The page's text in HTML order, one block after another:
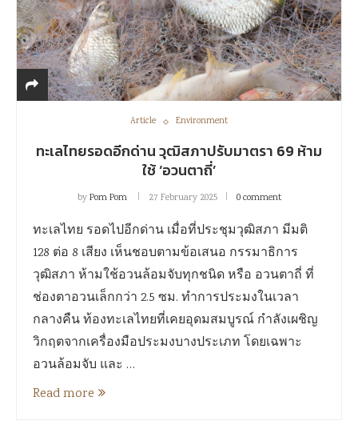
Article Environment
ทะเลไทยรอดอีกด่าน วุฒิสภาปรับมาตรา 69 ห้าม
ใช้ ‘อวนตาถี่’
byPom Pom 27 February 2025 0 comment
ทะเลไทย รอดไปอีกด่าน เมื่อที่ประชุมวุฒิสภา มีมติ
128 ต่อ 8 เสียง เห็นชอบตามข้อเสนอ กรรมาธิการ
วุฒิสภา ห้ามใช้อวนล้อมจับทุกชนิด หรือ อวนตาถี่ ที่
ช่องตาอวนเล็กกว่า 2.5 ซม. ทำการประมงในเวลา
กลางคืน ท้องทะเลไทยที่เคยอุดมสมบูรณ์ กำลังเผชิญ
วิกฤตจากเครื่องมือประมงบางประเภท โดยเฉพาะ
อวนล้อมจับ และ …
Read more